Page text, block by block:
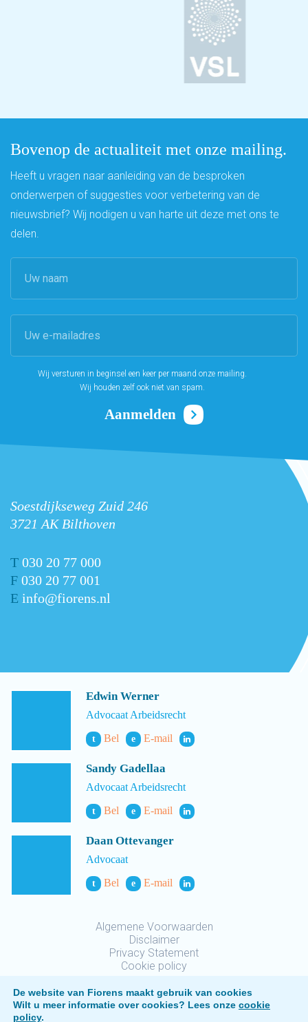
Bovenop de actualiteit met onze mailing.
Heeft u vragen naar aanleiding van de besproken
onderwerpen of suggesties voor verbetering van de
nieuwsbrief? Wij nodigen u van harte uit deze met ons te
delen.
Wij versturen in beginsel een keer per maand onze mailing.
Wij houden zelf ook niet van spam.
Soestdijkseweg Zuid 246
3721 AK Bilthoven
T 030 20 77 000
F 030 20 77 001
E info@fiorens.nl
Edwin Werner
Advocaat Arbeidsrecht
t Bel e E-mail
Sandy Gadellaa
Advocaat Arbeidsrecht
t Bel e E-mail
Daan Ottevanger
Advocaat
t Bel e E-mail
Algemene Voorwaarden
Disclaimer
Privacy Statement
Cookie policy
De website van Fiorens maakt gebruik van cookies
Wilt u meer informatie over cookies? Lees onze cookie
policy.